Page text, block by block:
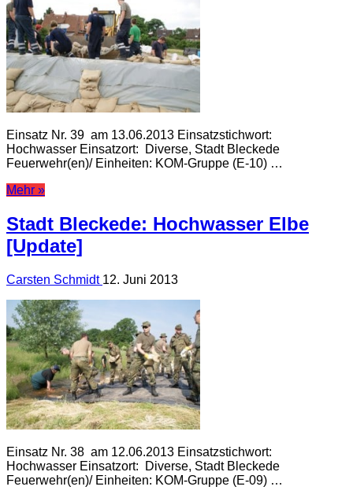
Einsatz Nr. 39 am 13.06.2013 Einsatzstichwort:
Hochwasser Einsatzort: Diverse, Stadt Bleckede
Feuerwehr(en)/ Einheiten: KOM-Gruppe (E-10) …
Mehr »
Stadt Bleckede: Hochwasser Elbe
[Update]
Carsten Schmidt 12. Juni 2013
Einsatz Nr. 38 am 12.06.2013 Einsatzstichwort:
Hochwasser Einsatzort: Diverse, Stadt Bleckede
Feuerwehr(en)/ Einheiten: KOM-Gruppe (E-09) …